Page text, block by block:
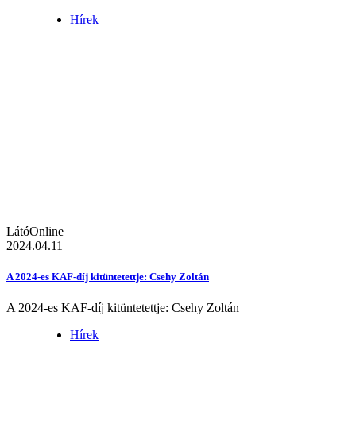
Hírek
LátóOnline
2024.04.11
A 2024-es KAF-díj kitüntetettje: Csehy Zoltán
A 2024-es KAF-díj kitüntetettje: Csehy Zoltán
Hírek